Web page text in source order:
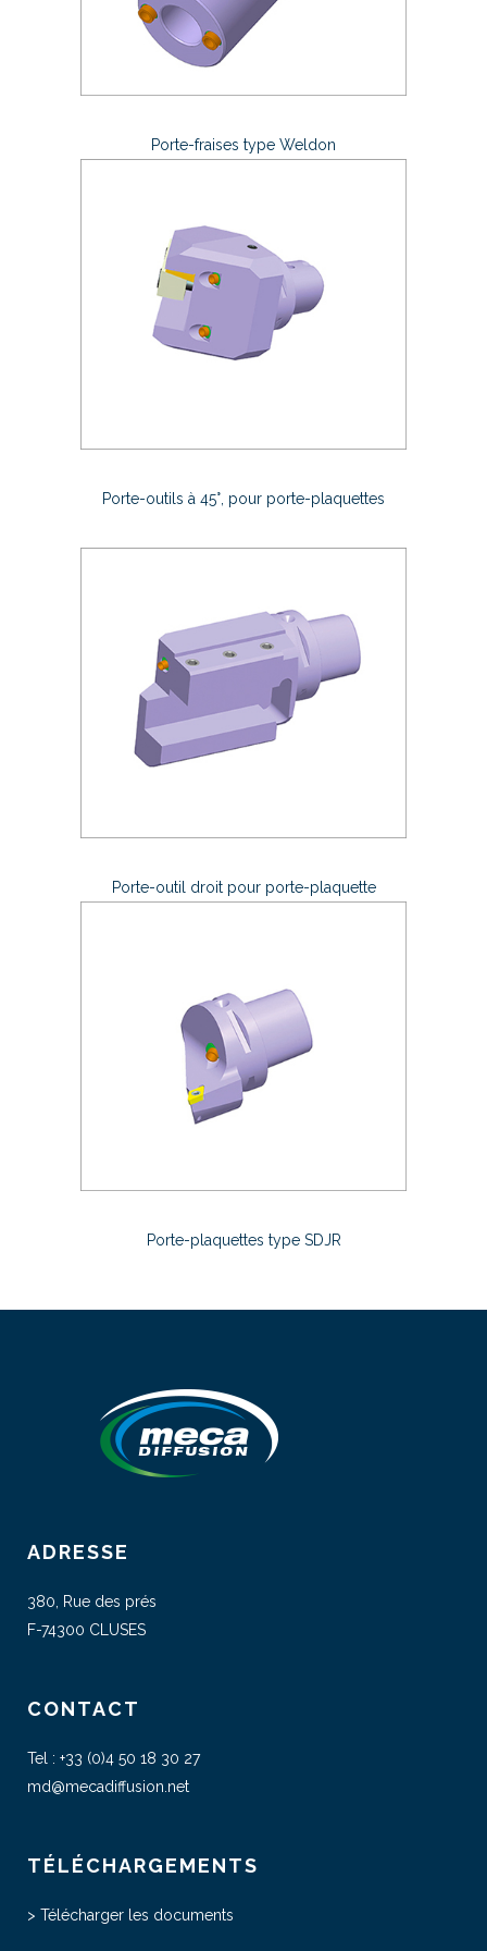
Porte-fraises type Weldon
Porte-outils à 45°, pour porte-plaquettes
Porte-outil droit pour porte-plaquette
Porte-plaquettes type SDJR
ADRESSE
380, Rue des prés
F-74300 CLUSES
CONTACT
Tel : +33 (0)4 50 18 30 27
md@mecadiffusion.net
TÉLÉCHARGEMENTS
> Télécharger les documents